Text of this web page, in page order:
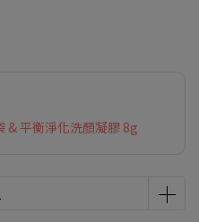
& 平衡淨化洗顏凝膠 8g